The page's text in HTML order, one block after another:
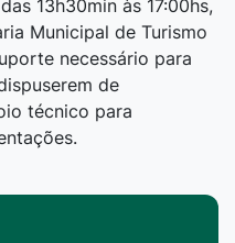
13h30min às 17:00hs,
Municipal de Turismo
necessário para
de
técnico para